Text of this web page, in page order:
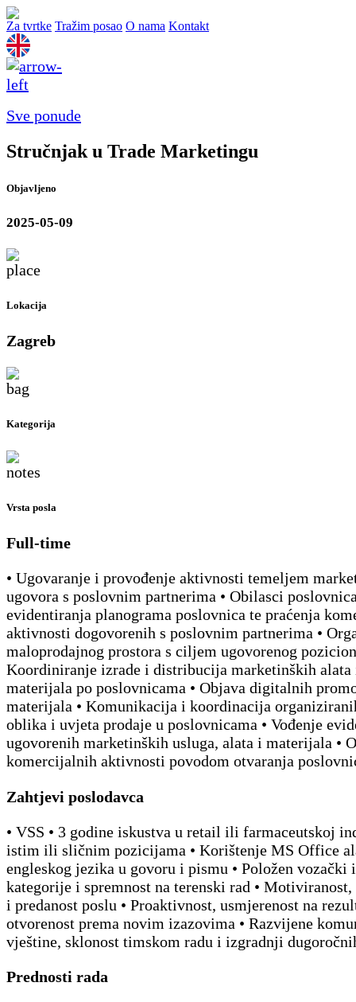
Za tvrtke Tražim posao O nama Kontakt
Sve ponude
Stručnjak u Trade Marketingu
Objavljeno
2025-05-09
Lokacija
Zagreb
Kategorija
Vrsta posla
Full-time
• Ugovaranje i provođenje aktivnosti temeljem
ugovora s poslovnim partnerima • Obilasci
evidentiranja planograma poslovnica te praćenja
aktivnosti dogovorenih s poslovnim partnerima •
maloprodajnog prostora s ciljem ugovorenog
Koordiniranje izrade i distribucija marketinških
materijala po poslovnicama • Objava digitalnih
materijala • Komunikacija i koordinacija
oblika i uvjeta prodaje u poslovnicama • Vođenje
ugovorenih marketinških usluga, alata i materijala •
komercijalnih aktivnosti povodom otvaranja
Zahtjevi poslodavca
• VSS • 3 godine iskustva u retail ili farmaceutskoj
istim ili sličnim pozicijama • Korištenje MS Office
engleskog jezika u govoru i pismu • Položen vozački
kategorije i spremnost na terenski rad •
i predanost poslu • Proaktivnost, usmjerenost na
otvorenost prema novim izazovima • Razvijene
vještine, sklonost timskom radu i izgradnji
Prednosti rada